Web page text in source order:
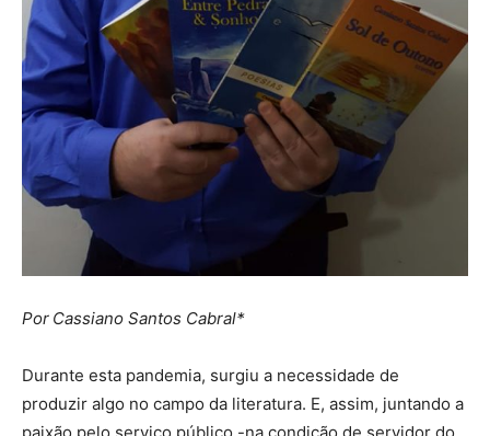
Por Cassiano Santos Cabral*
Durante esta pandemia, surgiu a necessidade de
produzir algo no campo da literatura. E, assim, juntando a
paixão pelo serviço público -na condição de servidor do